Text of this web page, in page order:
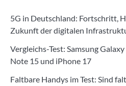
5G in Deutschland: Fortschritt,
Zukunft der digitalen
Vergleichs-Test: Samsung
Note 15 und iPhone 17
Faltbare Handys im Test: Sind